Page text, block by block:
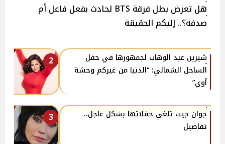
هل تعرض بطل فرقة BTS لحادث بفعل فاعل أم
صدفة؟.. إليكم الحقيقة
2
شيرين عبد الوهاب لجمهورها في حفل
الساحل الشمالي: “الدنيا من غيركم وحشة
أوي”
3
جوان جيت تلغي حفلاتها بشكل عاجل..
تفاصيل